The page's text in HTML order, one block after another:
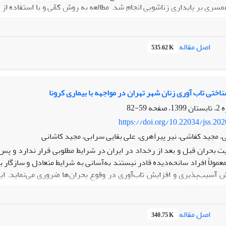
بر پایداری زناشویی انجام شد. مطالعه به روش کمّی و با استفاده
1397-1396 انجام شده بود، پرداخت. یافته‌ها نشان داد که برخلاف بسیاری از
زناشویی دارد. در مقابل، عوامل فردی همچون سطح تحصیلات،
تقسیم‌کار خانگی و گذران وقت در بیرون از منزل
اقتصادی دو سویه در خانواده، تأثیر مثبتی بر پایداری زناشویی
و شباهت‌های ظاهری یا ساختاری میان زوجین الزاماً منجر
اصل مقاله 535.62 K
تاب آوری زنان شهر تهران در مواجهه با بیماری کرونا
59-82
https://doi.org/10.22034/
مجید کفاشی، نیر پیراَهری، علی بقایی سرابی، مجید کاشانی
بحران قبل و بعد از رخداد در ایران در شرایط مطلوبی قرار ندارد و
افراد سانحه‌دیده قادر نیستند به‌آسانی به شرایط متعادل و
آسیب‌پذیری و افزایش تاب‌آوری در وقوع بحران‌ها ضروری می‌نماید.
شدند. نمونه‌گیری با استفاده از روش سهمیه‌ای صورت گرفت. بر اساس
اصل مقاله 340.75 K